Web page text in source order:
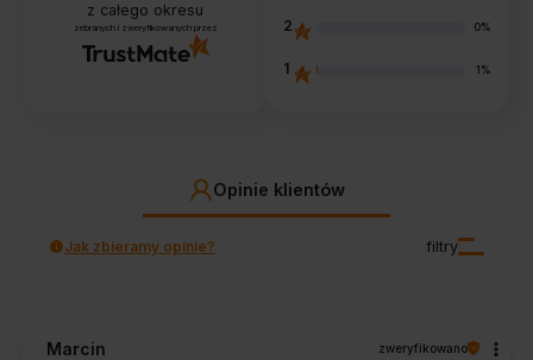
z całego okresu
zebranych i zweryfikowanych przez 2 0%
1 1%
Opinie klientów
filtry
Jak zbieramy opinie?
Marcin zweryfikowano